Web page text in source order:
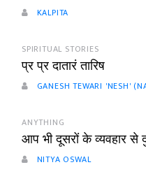
KALPITA
SPIRITUAL STORIES
प्र प्र दातारं तारिष
GANESH TEWARI 'NESH'
ANYTHING
आप भी दूसरों के व्यवहार से
NITYA OSWAL